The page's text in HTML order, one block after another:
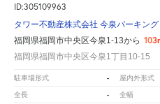
ID:305109963
タワー不動産株式会社 今泉パーキング
福岡県福岡市中央区今泉1-13から
福岡県福岡市中央区今泉1丁目10-15
駐車場形式 - 屋内外形式
全長 - 全幅